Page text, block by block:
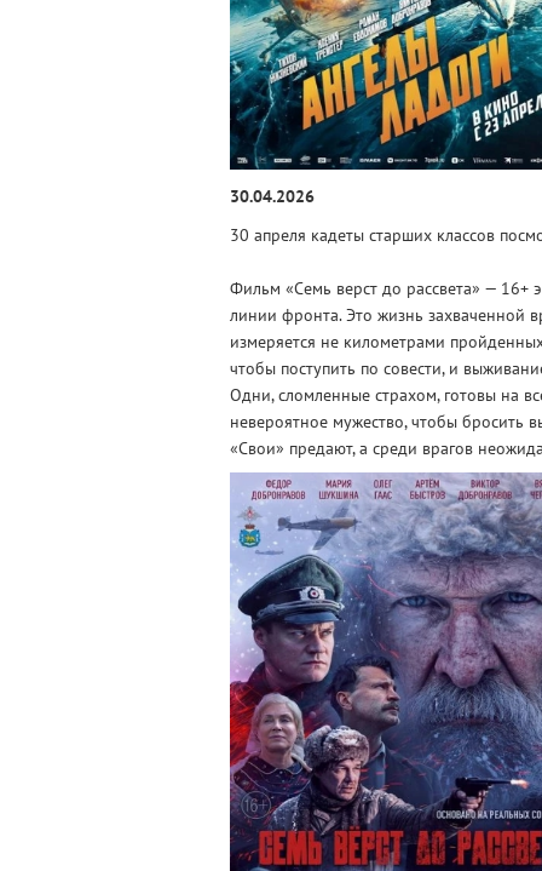
30.04.2026
30 апреля кадеты старших классов
Фильм «Семь верст до рассвета» — 16+
линии фронта. Это жизнь захваченной
измеряется не километрами
чтобы поступить по совести, и
Одни, сломленные страхом, готовы на
невероятное мужество, чтобы бросить
«Свои» предают, а среди врагов